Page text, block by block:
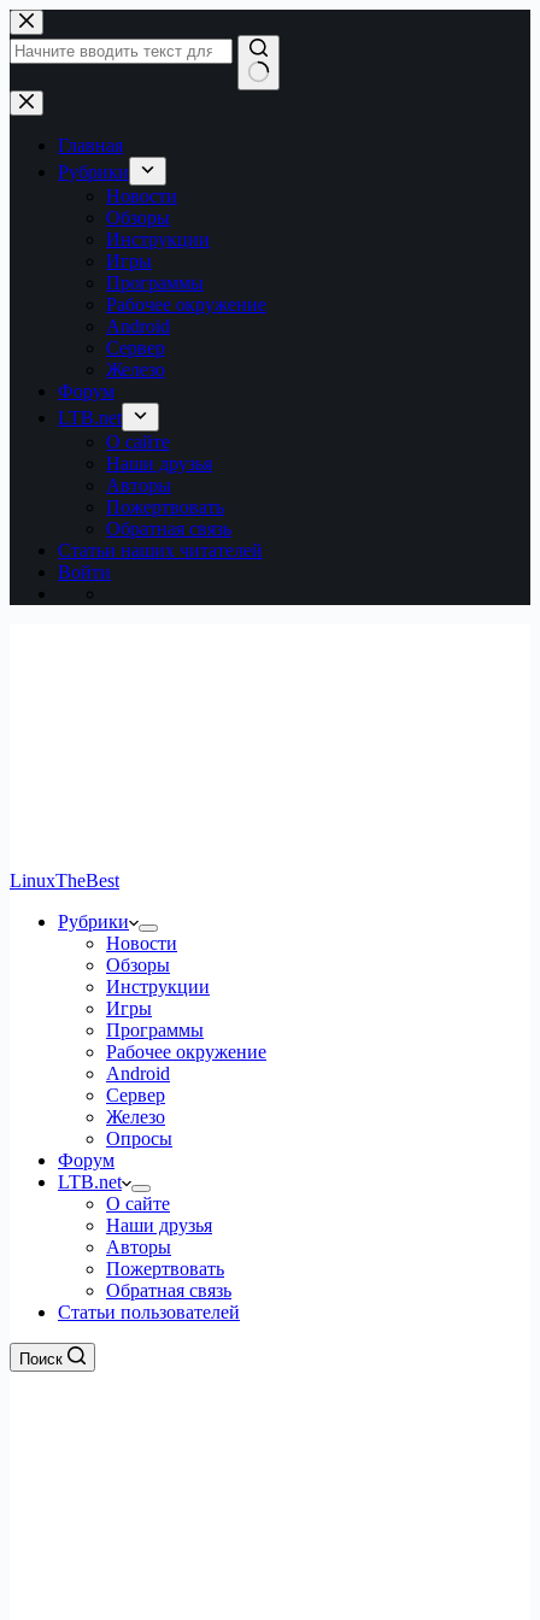
Перейти
к
сути
Ничего
не
найденоГлавная
Рубрики
Новости
Обзоры
Инструкции
Игры
Программы
Рабочее окружение
Android
Сервер
Железо
Форум
LTB.net
О сайте
Наши друзья
Авторы
Пожертвовать
Обратная связь
Статьи наших читателей
Войти
LinuxTheBest
Рубрики
Новости
Обзоры
Инструкции
Игры
Программы
Рабочее окружение
Android
Сервер
Железо
Опросы
Форум
LTB.net
О сайте
Наши друзья
Авторы
Пожертвовать
Обратная связь
Статьи пользователей
Поиск